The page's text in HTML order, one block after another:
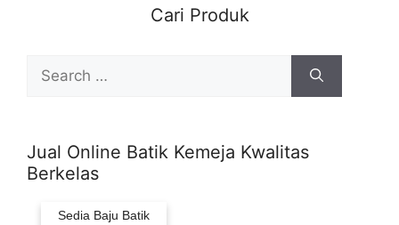
Cari Produk
for:
Jual Online Batik Kemeja Kwalitas
Berkelas
Sedia Baju Batik